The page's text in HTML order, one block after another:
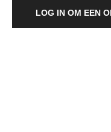
LOG IN OM EEN